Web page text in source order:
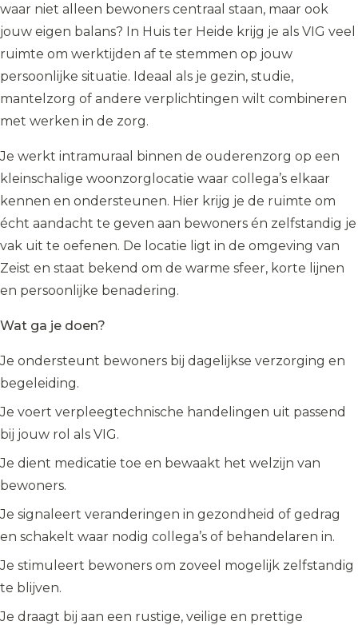
waar niet alleen bewoners centraal staan, maar ook
jouw eigen balans? In Huis ter Heide krijg je als VIG veel
ruimte om werktijden af te stemmen op jouw
persoonlijke situatie. Ideaal als je gezin, studie,
mantelzorg of andere verplichtingen wilt combineren
met werken in de zorg.
Je werkt intramuraal binnen de ouderenzorg op een
kleinschalige woonzorglocatie waar collega’s elkaar
kennen en ondersteunen. Hier krijg je de ruimte om
écht aandacht te geven aan bewoners én zelfstandig je
vak uit te oefenen. De locatie ligt in de omgeving van
Zeist en staat bekend om de warme sfeer, korte lijnen
en persoonlijke benadering.
Wat ga je doen?
Je ondersteunt bewoners bij dagelijkse verzorging en
begeleiding.
Je voert verpleegtechnische handelingen uit passend
bij jouw rol als VIG.
Je dient medicatie toe en bewaakt het welzijn van
bewoners.
Je signaleert veranderingen in gezondheid of gedrag
en schakelt waar nodig collega’s of behandelaren in.
Je stimuleert bewoners om zoveel mogelijk zelfstandig
te blijven.
Je draagt bij aan een rustige, veilige en prettige